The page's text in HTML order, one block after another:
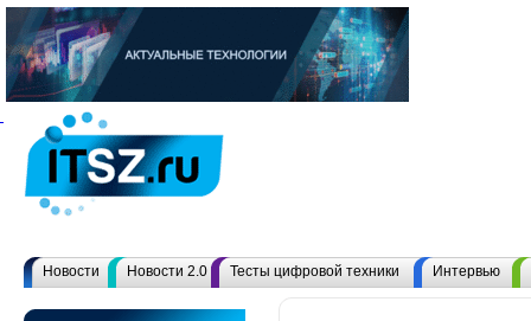
Новости Новости 2.0 Тесты цифровой техники Интервью